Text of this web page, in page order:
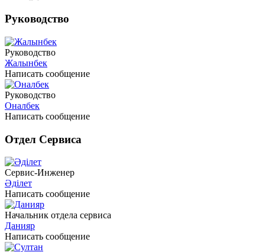
Руководство
Руководство
Жалынбек
Написать сообщение
Руководство
Оналбек
Написать сообщение
Отдел Сервиса
Сервис-Инженер
Әділет
Написать сообщение
Начальник отдела сервиса
Данияр
Написать сообщение